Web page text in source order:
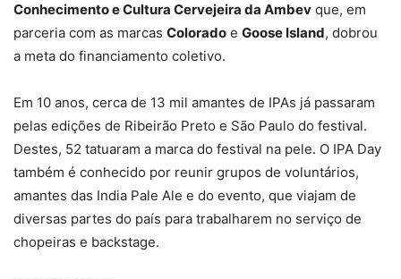
Conhecimento e Cultura Cervejeira da Ambev que, em
parceria com as marcas Colorado e Goose Island, dobrou
a meta do financiamento coletivo.
Em 10 anos, cerca de 13 mil amantes de IPAs já passaram
pelas edições de Ribeirão Preto e São Paulo do festival.
Destes, 52 tatuaram a marca do festival na pele. O IPA Day
também é conhecido por reunir grupos de voluntários,
amantes das India Pale Ale e do evento, que viajam de
diversas partes do país para trabalharem no serviço de
chopeiras e backstage.